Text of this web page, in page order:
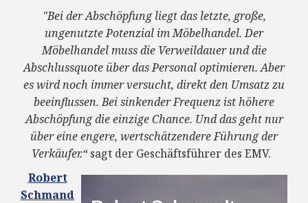
"Bei der Abschöpfung liegt das letzte, große,
ungenutzte Potenzial im Möbelhandel. Der
Möbelhandel muss die Verweildauer und die
Abschlussquote über das Personal optimieren. Aber
es wird noch immer versucht, direkt den Umsatz zu
beeinflussen. Bei sinkender Frequenz ist höhere
Abschöpfung die einzige Chance. Und das geht nur
über eine engere, wertschätzendere Führung der
Verkäufer.“sagt der Geschäftsführer des EMV.
Robert
Schmand